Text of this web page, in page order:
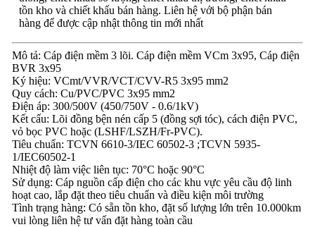
tồn kho và chiết khấu bán hàng. Liên hệ với bộ phận bán
hàng để được cập nhật thông tin mới nhất
Mô tả: Cáp điện mềm 3 lõi. Cáp điện mềm VCm 3x95, Cáp điện
BVR 3x95
Ký hiệu: VCmt/VVR/VCT/CVV-R5 3x95 mm2
Quy cách: Cu/PVC/PVC 3x95 mm2
Điện áp: 300/500V (450/750V - 0.6/1kV)
Kết cấu: Lõi đồng bện nén cấp 5 (đồng sợi tóc), cách điện PVC,
vỏ bọc PVC hoặc (LSHF/LSZH/Fr-PVC).
Tiêu chuẩn: TCVN 6610-3/IEC 60502-3 ;TCVN 5935-
1/IEC60502-1
Nhiệt độ làm việc liên tục: 70°C hoặc 90°C
Sử dụng: Cáp nguồn cấp điện cho các khu vực yêu cầu độ linh
hoạt cao, lắp đặt theo tiêu chuẩn và điều kiện môi trường
Tình trạng hàng: Có sẵn tồn kho, đặt số lượng lớn trên 10.000km
vui lòng liên hệ tư vấn đặt hàng toàn cầu